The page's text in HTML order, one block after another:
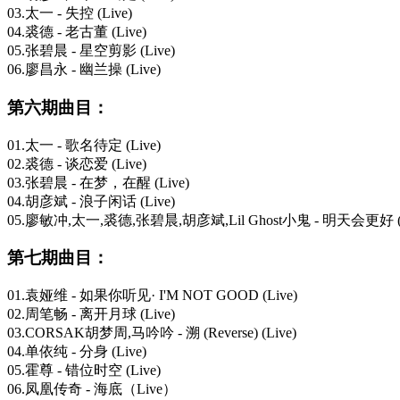
03.太一 - 失控 (Live)
04.裘德 - 老古董 (Live)
05.张碧晨 - 星空剪影 (Live)
06.廖昌永 - 幽兰操 (Live)
第六期曲目：
01.太一 - 歌名待定 (Live)
02.裘德 - 谈恋爱 (Live)
03.张碧晨 - 在梦，在醒 (Live)
04.胡彦斌 - 浪子闲话 (Live)
05.廖敏冲,太一,裘德,张碧晨,胡彦斌,Lil Ghost小鬼 - 明天会更好
第七期曲目：
01.袁娅维 - 如果你听见· I'M NOT GOOD (Live)
02.周笔畅 - 离开月球 (Live)
03.CORSAK胡梦周,马吟吟 - 溯 (Reverse) (Live)
04.单依纯 - 分身 (Live)
05.霍尊 - 错位时空 (Live)
06.凤凰传奇 - 海底（Live）